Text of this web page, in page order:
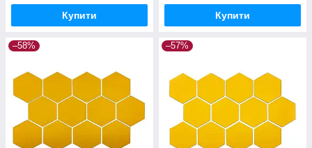
Купити Купити
–58% –57%